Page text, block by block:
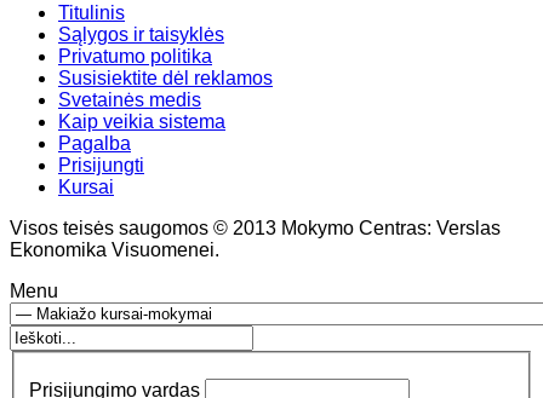
Titulinis
Sąlygos ir taisyklės
Privatumo politika
Susisiektite dėl reklamos
Svetainės medis
Kaip veikia sistema
Pagalba
Prisijungti
Kursai
Visos teisės saugomos © 2013 Mokymo Centras: Verslas
Ekonomika Visuomenei.
Menu
Prisijungimo vardas